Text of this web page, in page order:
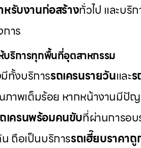
หรับงานก่อสร้างทั่วไป และบริ
าร
บริการทุกพื้นที่อุตสาหกรรม
มีทั้งบริการรถเครนรายวันและร
าพเต็มร้อย หากหน้างานมีปัญ
เครนพร้อมคนขับที่ผ่านการอ
ถือเป็นบริการรถเฮี๊ยบราคาถู